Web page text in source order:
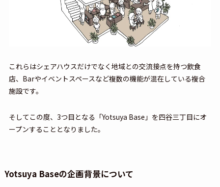
これらはシェアハウスだけでなく地域との交流接点を持つ飲食
店、Barやイベントスペースなど複数の機能が混在している複合
施設です。
そしてこの度、3つ目となる「Yotsuya Base」を四谷三丁目にオ
ープンすることとなりました。
Yotsuya Baseの企画背景について